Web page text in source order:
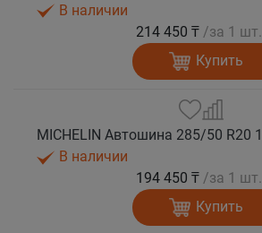
В наличии
214 450 ₸ /за 1 шт.
Купить
В наличии
194 450 ₸ /за 1 шт.
Купить